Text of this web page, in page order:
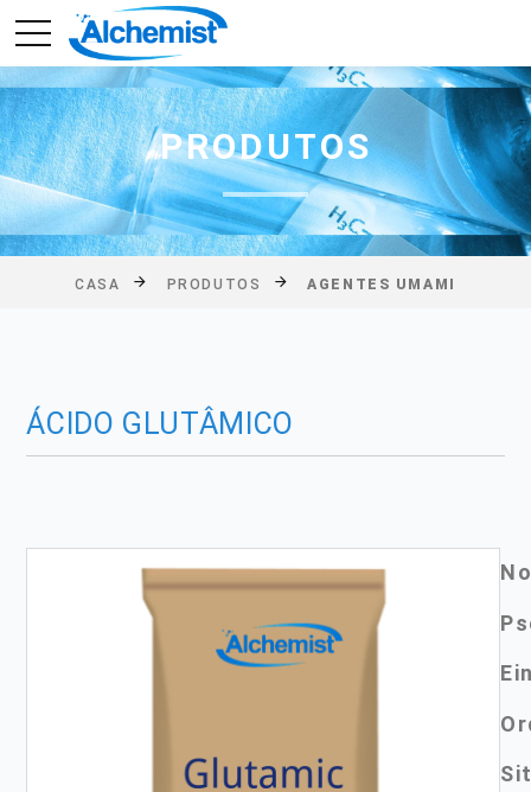
PRODUTOS
CASA PRODUTOS AGENTES UMAMI
ÁCIDO GLUTÂMICO